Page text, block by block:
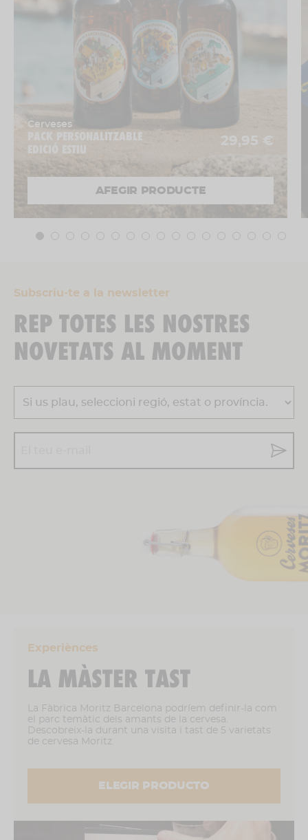
Cerveses
PACK PERSONALITZABLE
EDICIÓ ESTIU
29,95 €
AFEGIR PRODUCTE
Subscriu-te a la newsletter
REP TOTES LES NOSTRES
NOVETATS AL MOMENT
Experiènces
LA MÀSTER TAST
La Fàbrica Moritz Barcelona podríem definir-la com
el parc temàtic dels amants de la cervesa.
Descobreix-la durant una visita i tast de 5 varietats
de cervesa Moritz.
ELEGIR PRODUCTO